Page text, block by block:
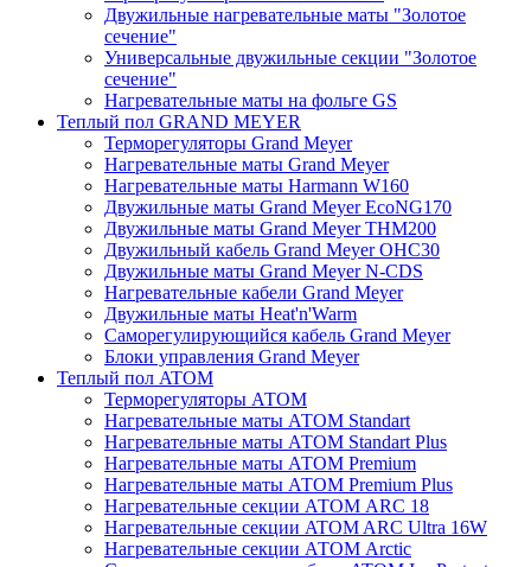
Двужильные нагревательные маты "Золотое
сечение"
Универсальные двужильные секции "Золотое
сечение"
Нагревательные маты на фольге GS
Теплый пол GRAND MEYER
Терморегуляторы Grand Meyer
Нагревательные маты Grand Meyer
Нагревательные маты Harmann W160
Двужильные маты Grand Meyer EcoNG170
Двужильные маты Grand Meyer THM200
Двужильный кабель Grand Meyer OHC30
Двужильные маты Grand Meyer N-CDS
Нагревательные кабели Grand Meyer
Двужильные маты Heat'n'Warm
Саморегулирующийся кабель Grand Meyer
Блоки управления Grand Meyer
Теплый пол ATOM
Терморегуляторы АТОМ
Нагревательные маты АТОМ Standart
Нагревательные маты АТОМ Standart Plus
Нагревательные маты АТОМ Premium
Нагревательные маты АТОМ Premium Plus
Нагревательные секции АТОМ ARC 18
Нагревательные секции ATOM ARC Ultra 16W
Нагревательные секции АТОМ Arctic